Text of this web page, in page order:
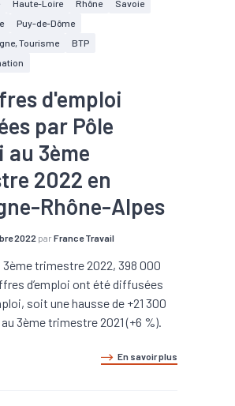
Haute-Loire Rhône
Savoie
Puy-de-Dôme
Tourisme
BTP
d'emploi
par Pôle
au 3ème
2022 en
Rhône-Alpes
2022 par France Travail
3ème trimestre 2022, 398 000
d’emploi ont été diffusées
soit une hausse de +21 300
3ème trimestre 2021 (+6 %).
En savoir plus